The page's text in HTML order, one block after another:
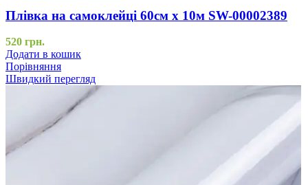
Плівка на самоклейці 60см х 10м SW-00002389
520 грн.
Додати в кошик
Порівняння
Швидкий перегляд